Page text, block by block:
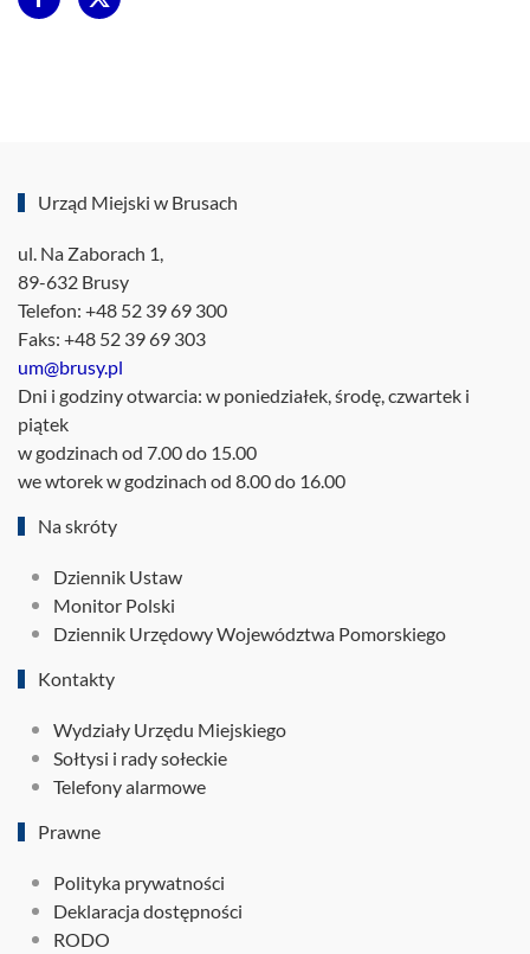
Urząd Miejski w Brusach
ul. Na Zaborach 1,
89-632 Brusy
Telefon: +48 52 39 69 300
Faks: +48 52 39 69 303
um@brusy.pl
Dni i godziny otwarcia: w poniedziałek, środę, czwartek i
piątek
w godzinach od 7.00 do 15.00
we wtorek w godzinach od 8.00 do 16.00
Na skróty
Dziennik Ustaw
Monitor Polski
Dziennik Urzędowy Województwa Pomorskiego
Kontakty
Wydziały Urzędu Miejskiego
Sołtysi i rady sołeckie
Telefony alarmowe
Prawne
Polityka prywatności
Deklaracja dostępności
RODO